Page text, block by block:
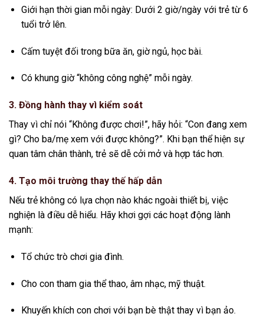
Giới hạn thời gian mỗi ngày: Dưới 2 giờ/ngày với trẻ từ 6
tuổi trở lên.
Cấm tuyệt đối trong bữa ăn, giờ ngủ, học bài.
Có khung giờ “không công nghệ” mỗi ngày.
3. Đồng hành thay vì kiểm soát
Thay vì chỉ nói “Không được chơi!”, hãy hỏi: “Con đang xem
gì? Cho ba/mẹ xem với được không?”. Khi bạn thể hiện sự
quan tâm chân thành, trẻ sẽ dễ cởi mở và hợp tác hơn.
4. Tạo môi trường thay thế hấp dẫn
Nếu trẻ không có lựa chọn nào khác ngoài thiết bị, việc
nghiện là điều dễ hiểu. Hãy khơi gợi các hoạt động lành
mạnh:
Tổ chức trò chơi gia đình.
Cho con tham gia thể thao, âm nhạc, mỹ thuật.
Khuyến khích con chơi với bạn bè thật thay vì bạn ảo.